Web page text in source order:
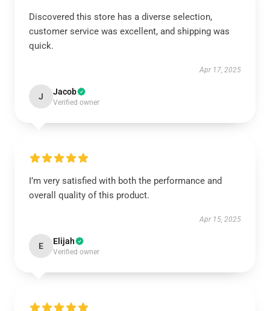
Discovered this store has a diverse selection,
customer service was excellent, and shipping was
quick.
Apr 17, 2025
J Jacob
Verified owner
I’m very satisfied with both the performance and
overall quality of this product.
Apr 15, 2025
E Elijah
Verified owner